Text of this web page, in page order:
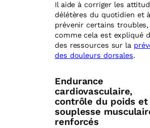
Il aide à corriger les
délétères du quotidien et à
prévenir certains troubles,
comme cela est expliqué
des ressources sur la
des douleurs dorsales.
Endurance
cardiovasculaire,
contrôle du poids et
souplesse
renforcés